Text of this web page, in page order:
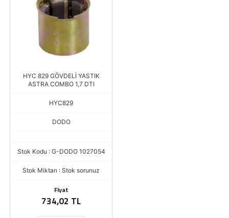
HYC 829 GÖVDELİ YASTIK
ASTRA COMBO 1,7 DTI
HYC829
DODO
Stok Kodu : G-DODO 1027054
Stok Miktarı : Stok sorunuz
Fiyat
734,02 TL